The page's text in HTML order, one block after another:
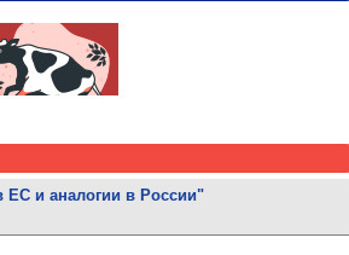
ЕС и аналогии в России"